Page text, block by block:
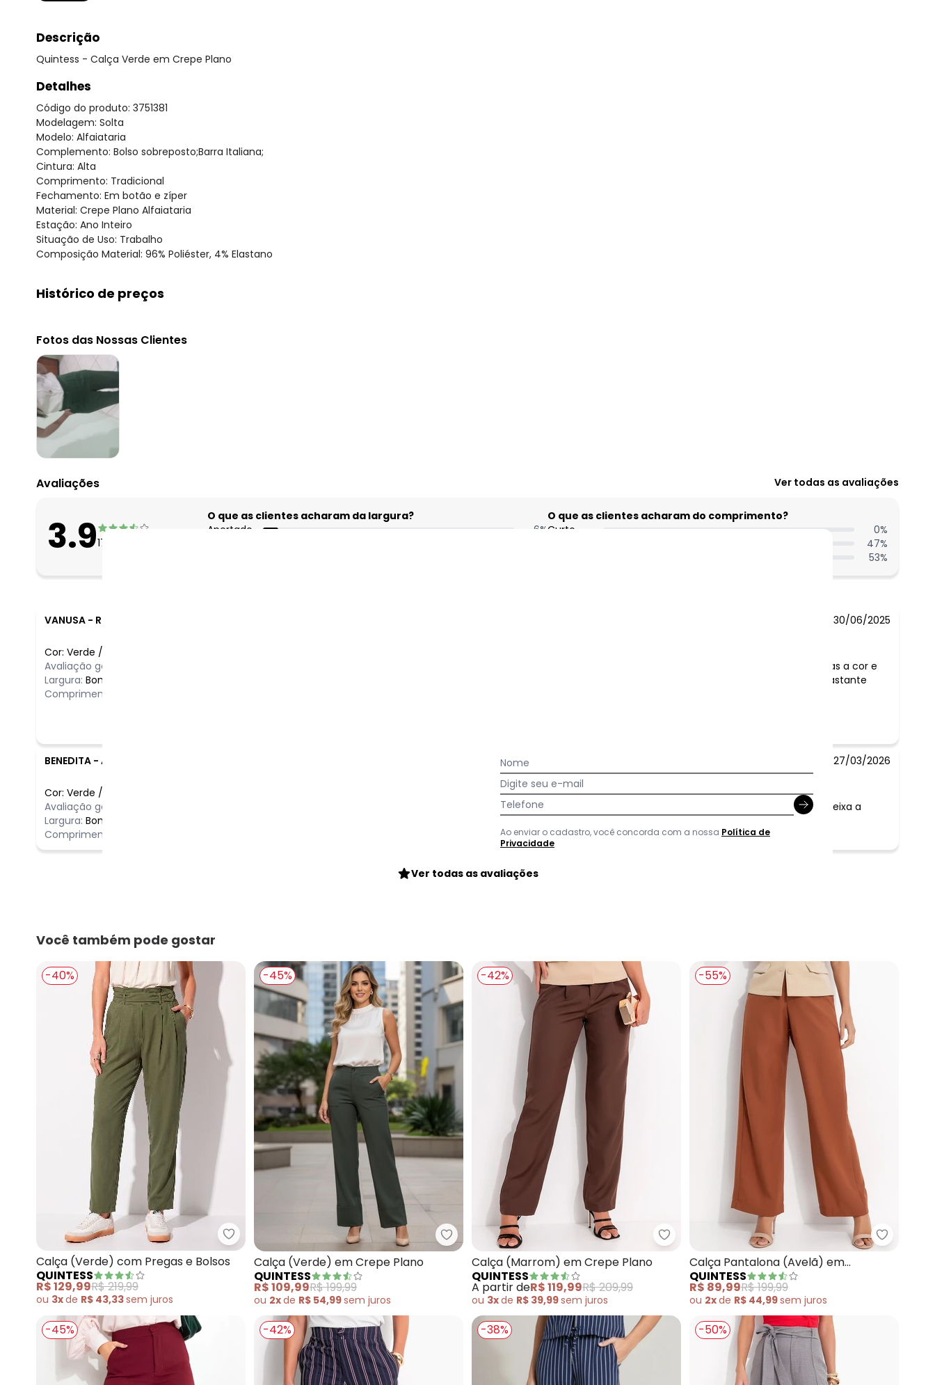
Descrição
Quintess - Calça Verde em Crepe Plano
Detalhes
Código do produto: 3751381
Modelagem: Solta
Modelo: Alfaiataria
Complemento: Bolso sobreposto;Barra Italiana;
Cintura: Alta
Comprimento: Tradicional
Fechamento: Em botão e zíper
Material: Crepe Plano Alfaiataria
Estação: Ano Inteiro
Situação de Uso: Trabalho
Composição Material: 96% Poliéster, 4% Elastano
Histórico de preços
agosto/2026
julho/2026
junho/2026
maio/2026
abril/2026
março/2026
fevereiro/2026
Fotos das Nossas Clientes
Avaliações Ver todas as avaliações
3.917
O que as clientes acharam da largura?
Apertado
6%
O que as clientes acharam do comprimento?
Curto
0%
47%
53%
VANUSA - RESPLENDOR - MG 30/06/2025
Cor: Verde /
Avaliação geral do produto:
Largura: Bom
Comprimento:
gostei ficou longo, mas a cor e
modelagem gostei bastante
BENEDITA - ARUJA - SP 27/03/2026
Cor: Verde /
Avaliação geral do produto:
Largura: Bom
Comprimento:
a calça é bem bonita, porém não vem com os bolsos falsos na parte de tras, como na foto ( detalhe que para mim, deixa a
calça ainda mais sofisticada), mas enfim, veio sem.
Ver todas as avaliações
Você também pode gostar
-40%
Quintess - Calça (Verde) com Pregas e Bolsos
Calça (Verde) com Pregas e Bolsos
QUINTESS
R$ 129,99R$ 219,99
ou 3xde R$ 43,33sem juros
-45%
Quintess - Calça (Verde) em Crepe Plano
Calça (Verde) em Crepe Plano
QUINTESS
R$ 109,99R$ 199,99
ou 2xde R$ 54,99sem juros
-42%
Quintess - Calça (Marrom) em Crepe Plano
Calça (Marrom) em Crepe Plano
QUINTESS
A partir deR$ 119,99R$ 209,99
ou 3xde R$ 39,99sem juros
-55%
Quintess
Calça Pantalona (Avelã) em
Alfaiataria
QUINTESS
R$ 89,99R$ 199,99
ou 2xde R$ 44,99sem juros
-45% -42% -38% -50%
Nome
Digite seu e-mail
Telefone
Ao enviar o cadastro, você concorda com a nossa Política de
Privacidade